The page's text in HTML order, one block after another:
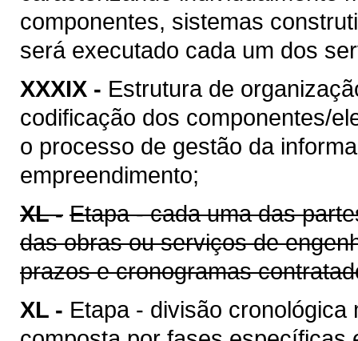
componentes, sistemas
será executado cada um dos
XXXIX - Estrutura de
codificação dos componentes/
o processo de gestão da
empreendimento;
XL - Etapa - cada uma das
das obras ou serviços de
prazos e cronogramas
XL - Etapa - divisão